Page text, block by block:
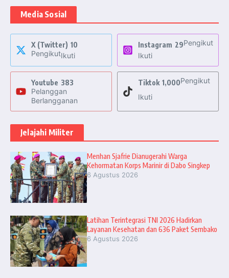
Media Sosial
X (Twitter) 10
PengikutIkuti
Instagram 29Pengikut
Ikuti
Youtube 383
Pelanggan
Berlangganan
Tiktok 1,000Pengikut
Ikuti
Jelajahi Militer
Menhan Sjafrie Dianugerahi Warga
Kehormatan Korps Marinir di Dabo Singkep
6 Agustus 2026
Latihan Terintegrasi TNI 2026 Hadirkan
Layanan Kesehatan dan 636 Paket Sembako
6 Agustus 2026